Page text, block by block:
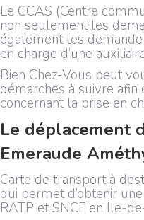
Le CCAS (Centre
non seulement les
également les
en charge d’une
Bien Chez-Vous peut
démarches à suivre afin
concernant la prise en
Le déplacement
Emeraude
Carte de transport à
qui permet d’obtenir
RATP et SNCF en Ile-